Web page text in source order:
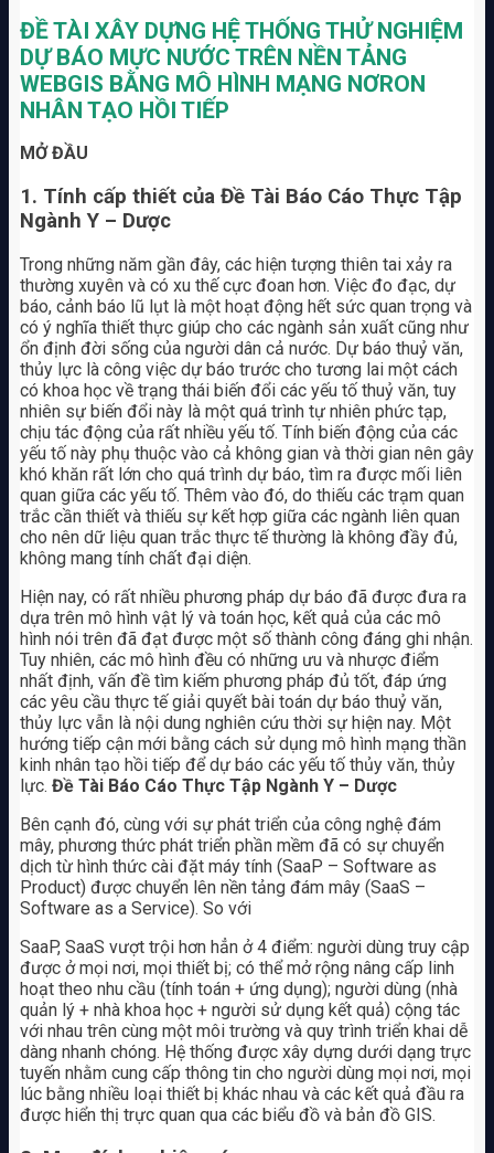
ĐỀ TÀI XÂY DỰNG HỆ THỐNG THỬ NGHIỆM
DỰ BÁO MỰC NƯỚC TRÊN NỀN TẢNG
WEBGIS BẰNG MÔ HÌNH MẠNG NƠRON
NHÂN TẠO HỒI TIẾP
MỞ ĐẦU
1. Tính cấp thiết của Đề Tài Báo Cáo Thực Tập
Ngành Y – Dược
Trong những năm gần đây, các hiện tượng thiên tai xảy ra
thường xuyên và có xu thế cực đoan hơn. Việc đo đạc, dự
báo, cảnh báo lũ lụt là một hoạt động hết sức quan trọng và
có ý nghĩa thiết thực giúp cho các ngành sản xuất cũng như
ổn định đời sống của người dân cả nước. Dự báo thuỷ văn,
thủy lực là công việc dự báo trước cho tương lai một cách
có khoa học về trạng thái biến đổi các yếu tố thuỷ văn, tuy
nhiên sự biến đổi này là một quá trình tự nhiên phức tạp,
chịu tác động của rất nhiều yếu tố. Tính biến động của các
yếu tố này phụ thuộc vào cả không gian và thời gian nên gây
khó khăn rất lớn cho quá trình dự báo, tìm ra được mối liên
quan giữa các yếu tố. Thêm vào đó, do thiếu các trạm quan
trắc cần thiết và thiếu sự kết hợp giữa các ngành liên quan
cho nên dữ liệu quan trắc thực tế thường là không đầy đủ,
không mang tính chất đại diện.
Hiện nay, có rất nhiều phương pháp dự báo đã được đưa ra
dựa trên mô hình vật lý và toán học, kết quả của các mô
hình nói trên đã đạt được một số thành công đáng ghi nhận.
Tuy nhiên, các mô hình đều có những ưu và nhược điểm
nhất định, vấn đề tìm kiếm phương pháp đủ tốt, đáp ứng
các yêu cầu thực tế giải quyết bài toán dự báo thuỷ văn,
thủy lực vẫn là nội dung nghiên cứu thời sự hiện nay. Một
hướng tiếp cận mới bằng cách sử dụng mô hình mạng thần
kinh nhân tạo hồi tiếp để dự báo các yếu tố thủy văn, thủy
lực. Đề Tài Báo Cáo Thực Tập Ngành Y – Dược
Bên cạnh đó, cùng với sự phát triển của công nghệ đám
mây, phương thức phát triển phần mềm đã có sự chuyển
dịch từ hình thức cài đặt máy tính (SaaP – Software as
Product) được chuyển lên nền tảng đám mây (SaaS –
Software as a Service). So với
SaaP, SaaS vượt trội hơn hẳn ở 4 điểm: người dùng truy cập
được ở mọi nơi, mọi thiết bị; có thể mở rộng nâng cấp linh
hoạt theo nhu cầu (tính toán + ứng dụng); người dùng (nhà
quản lý + nhà khoa học + người sử dụng kết quả) cộng tác
với nhau trên cùng một môi trường và quy trình triển khai dễ
dàng nhanh chóng. Hệ thống được xây dựng dưới dạng trực
tuyến nhằm cung cấp thông tin cho người dùng mọi nơi, mọi
lúc bằng nhiều loại thiết bị khác nhau và các kết quả đầu ra
được hiển thị trực quan qua các biểu đồ và bản đồ GIS.